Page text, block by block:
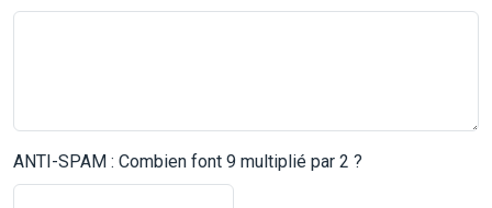
ANTI-SPAM : Combien font 9 multiplié par 2 ?